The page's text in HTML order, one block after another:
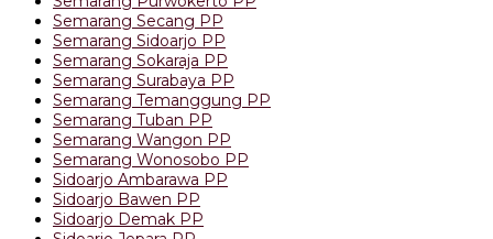
Semarang Secang PP
Semarang Sidoarjo PP
Semarang Sokaraja PP
Semarang Surabaya PP
Semarang Temanggung PP
Semarang Tuban PP
Semarang Wangon PP
Semarang Wonosobo PP
Sidoarjo Ambarawa PP
Sidoarjo Bawen PP
Sidoarjo Demak PP